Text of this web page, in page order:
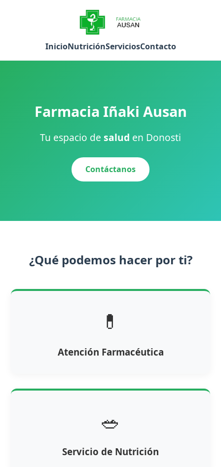
InicioNutriciónServiciosContacto
Farmacia Iñaki Ausan
Tu espacio de salud en Donosti
Contáctanos
¿Qué podemos hacer por ti?
💊
Atención Farmacéutica
🥗
Servicio de Nutrición